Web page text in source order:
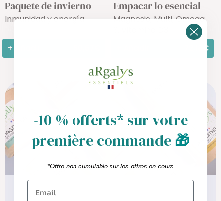
Paquete de invierno
Inmunidad y energía
+ Añadir
Empacar lo esencial
Magnesio, Multi, Omega
72,18€
-10 % offerts* sur votre
première commande🎁
*Offre non-cumulable sur les offres en cours